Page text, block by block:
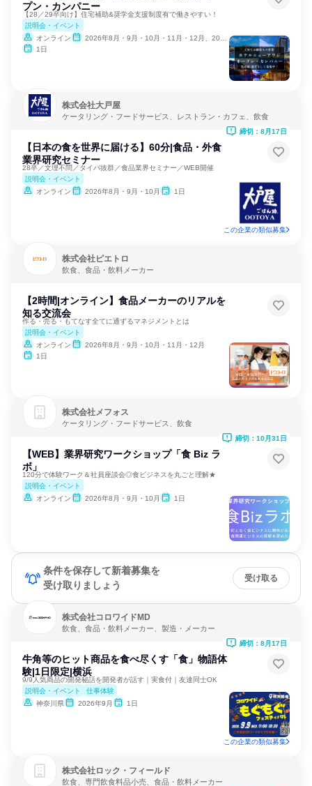
プン・カンパニー
【28／29卒向け】住宅補助&奨学金支援制度有で働きやすい！
説明会・イベント
オンライン
2026年8月・9月・10月・11月・12月、2027年1月
1日
株式会社大戸屋
ケータリング・フードサービス、レストラン・カフェ、飲食
【日本の食を世界に届ける】60分|食品・外食
業界研究セミナー
28卒／文理不問／タイパ抜群／食品業界セミナー／WEB開催
説明会・イベント
オンライン
2026年8月・9月・10月 1日
締切：8月17日
この企業の類似募集
株式会社ピエトロ
飲食、食品・飲料メーカー
【2時間|オンライン】食品メーカーのリアルを
知る交流会
作る・売る・もてなす全てに通ずるマネジメントとは
説明会・イベント
オンライン
2026年8月・9月・10月・11月・12月
1日
株式会社メフォス
ケータリング・フードサービス、飲食
【WEB】業界研究ワークショップ「食 Biz ラ
ボ」
120分で体験ワーク＆社員座談会◎食ビジネスを丸ごと理解★
説明会・イベント
オンライン
2026年8月・9月・10月 1日
締切：10月31日
条件を保存して新着募集を
受け取りましょう
受け取る
株式会社コロワイドMD
飲食、食品・飲料メーカー、製造・メーカー
牛角等のヒット商品を食べ尽くす「食」物語体
験|1日限定|横浜
9/9人気商品の開発秘話を開発者が話す｜実食付｜友達同士OK
説明会・イベント
仕事体験
神奈川県
2026年9月 1日
締切：8月17日
この企業の類似募集
株式会社ロック・フィールド
飲食、専門飲食料品小売、食品・飲料メーカー